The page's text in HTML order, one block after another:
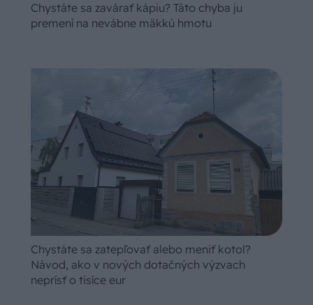
Chystáte sa zavárať kápiu? Táto chyba ju
premení na nevábne mäkkú hmotu
Chystáte sa zatepľovať alebo meniť kotol?
Návod, ako v nových dotačných výzvach
neprísť o tisíce eur